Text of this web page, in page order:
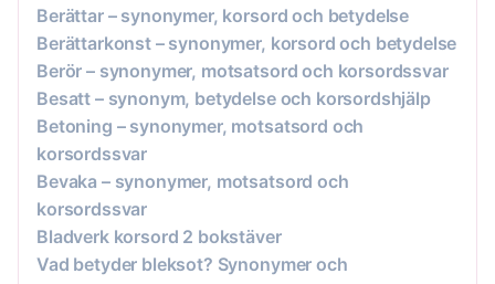
Berättar – synonymer, korsord och betydelse
Berättarkonst – synonymer, korsord och betydelse
Berör – synonymer, motsatsord och korsordssvar
Besatt – synonym, betydelse och korsordshjälp
Betoning – synonymer, motsatsord och
korsordssvar
Bevaka – synonymer, motsatsord och
korsordssvar
Bladverk korsord 2 bokstäver
Vad betyder bleksot? Synonymer och